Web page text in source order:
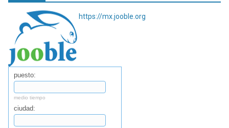
https://mx.jooble.org
puesto:
medio tiempo
ciudad: